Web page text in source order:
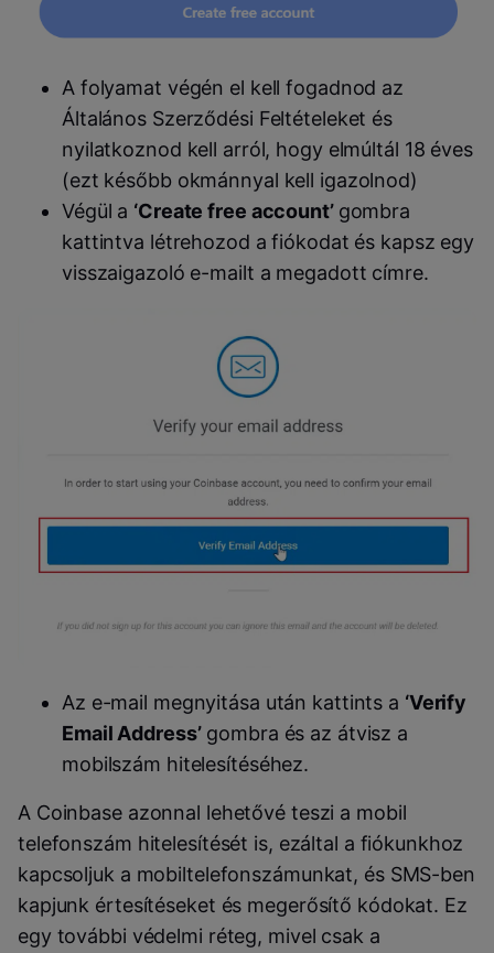
A folyamat végén el kell fogadnod az
Általános Szerződési Feltételeket és
nyilatkoznod kell arról, hogy elmúltál 18 éves
(ezt később okmánnyal kell igazolnod)
Végül a ‘Create free account’ gombra
kattintva létrehozod a fiókodat és kapsz egy
visszaigazoló e-mailt a megadott címre.
Az e-mail megnyitása után kattints a ‘Verify
Email Address’gombra és az átvisz a
mobilszám hitelesítéséhez.
A Coinbase azonnal lehetővé teszi a mobil
telefonszám hitelesítését is, ezáltal a fiókunkhoz
kapcsoljuk a mobiltelefonszámunkat, és SMS-ben
kapjunk értesítéseket és megerősítő kódokat. Ez
egy további védelmi réteg, mivel csak a